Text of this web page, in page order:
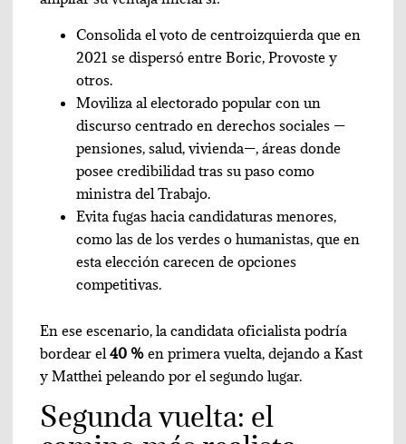
Consolida el voto de centroizquierda que en
2021 se dispersó entre Boric, Provoste y
otros.
Moviliza al electorado popular con un
discurso centrado en derechos sociales —
pensiones, salud, vivienda—, áreas donde
posee credibilidad tras su paso como
ministra del Trabajo.
Evita fugas hacia candidaturas menores,
como las de los verdes o humanistas, que en
esta elección carecen de opciones
competitivas.
En ese escenario, la candidata oficialista podría
bordear el40 % en primera vuelta, dejando a Kast
y Matthei peleando por el segundo lugar.
Segunda vuelta: el